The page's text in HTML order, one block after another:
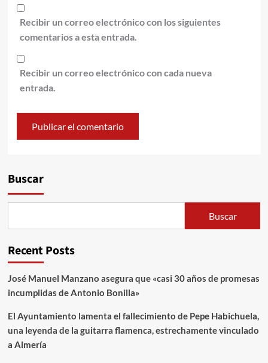
Recibir un correo electrónico con los siguientes
comentarios a esta entrada.
Recibir un correo electrónico con cada nueva
entrada.
Buscar
Buscar
Recent Posts
José Manuel Manzano asegura que «casi 30 años de promesas
incumplidas de Antonio Bonilla»
El Ayuntamiento lamenta el fallecimiento de Pepe Habichuela,
una leyenda de la guitarra flamenca, estrechamente vinculado
a Almería